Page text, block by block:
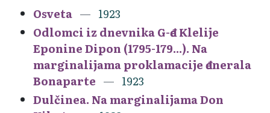
Osveta
1923
Odlomci iz dnevnika G-đe Klelije
Eponine Dipon (1795-179...). Na
marginalijama proklamacije đenerala
Bonaparte
1923
Dulčinea. Na marginalijama Don